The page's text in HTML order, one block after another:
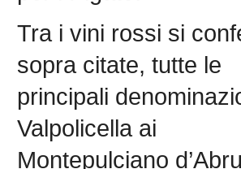
Tra i vini rossi si
sopra citate, tutte le
principali
Valpolicella ai
Montepulciano